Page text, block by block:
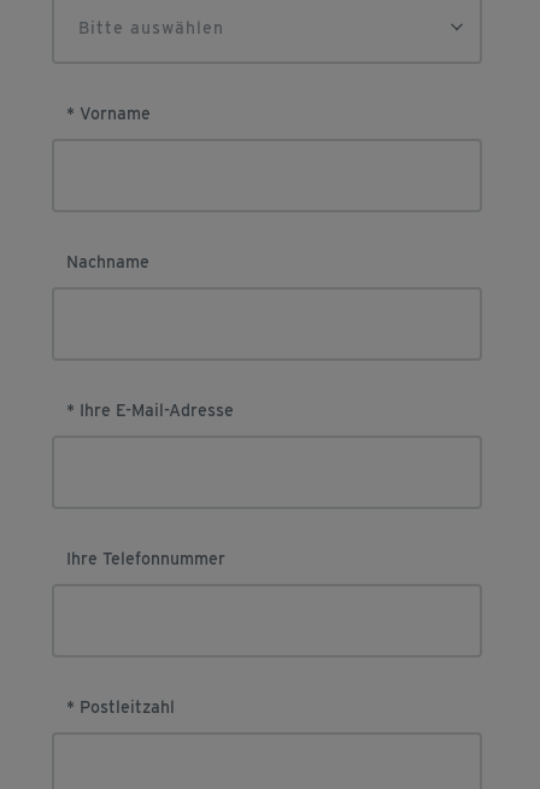
Bitte auswählen
* Vorname
Nachname
* Ihre E-Mail-Adresse
Ihre Telefonnummer
* Postleitzahl